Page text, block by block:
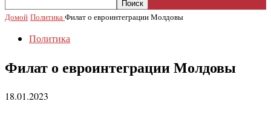
Домой ПолитикаФилат о евроинтеграции Молдовы
Политика
Филат о евроинтеграции Молдовы
18.01.2023